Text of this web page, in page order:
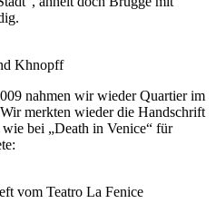
Khnopff
nahmen wir wieder Quartier im
merkten wieder die Handschrift
bei „Death in Venice“ für
vom Teatro La Fenice